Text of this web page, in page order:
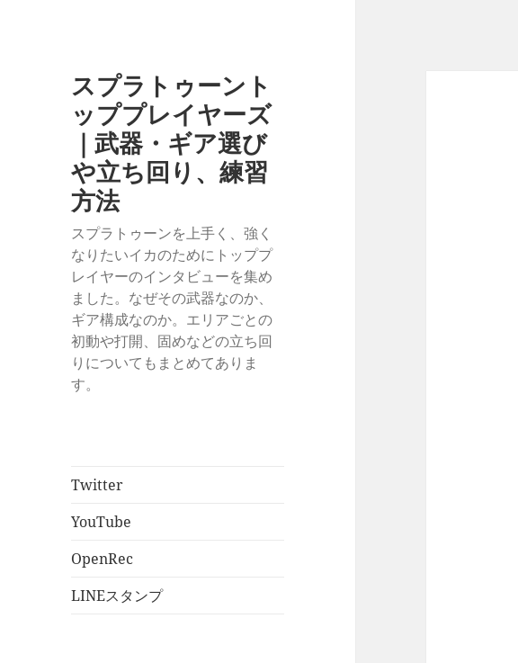
スプラトゥーント
ッププレイヤーズ
｜武器・ギア選び
や立ち回り、練習
方法
スプラトゥーンを上手く、強く
なりたいイカのためにトッププ
レイヤーのインタビューを集め
ました。なぜその武器なのか、
ギア構成なのか。エリアごとの
初動や打開、固めなどの立ち回
りについてもまとめてありま
す。
Twitter
YouTube
OpenRec
LINEスタンプ